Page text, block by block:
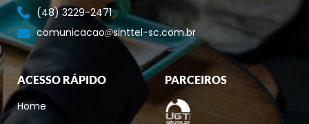
(48) 3229-2471
comunicacao
sinttel-sc.com.br
ACESSO RÁPIDO
Home
PARCEIROS